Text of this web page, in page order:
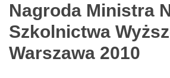
Nagroda Ministra
Szkolnictwa
Warszawa 2010